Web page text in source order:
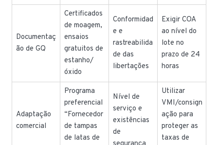
Documentaç
ão de GQ
Certificados
de moagem,
ensaios
gratuitos de
estanho/
óxido
Conformidad
e e
rastreabilida
de das
libertações
Exigir COA
ao nível do
lote no
prazo de 24
horas
Adaptação
comercial
Programa
preferencial
“Fornecedor
de tampas
de latas de
Nível de
serviço e
existências
de
Utilizar
VMI/consign
ação para
proteger as
taxas de